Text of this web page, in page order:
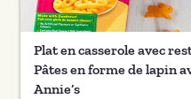
Plat en casserole avec
Pâtes en forme de lapin
Annie’s